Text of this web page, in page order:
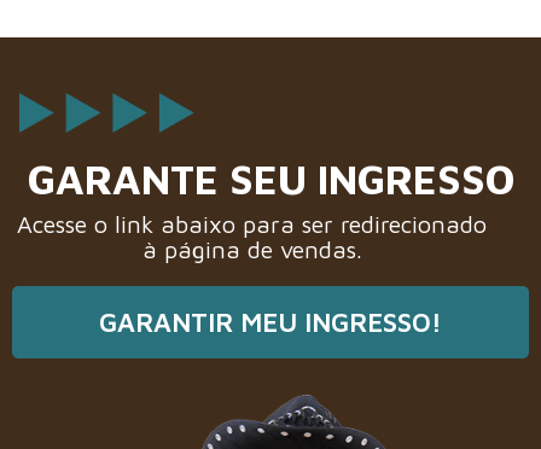
GARANTE SEU INGRESSO
Acesse o link abaixo para ser redirecionado
à página de vendas.
GARANTIR MEU INGRESSO!